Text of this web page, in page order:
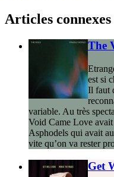
Articles connexes
The
est si
Il faut
variable. Au très
Void Came Love
Asphodels qui avait
vite qu’on va rester
Get